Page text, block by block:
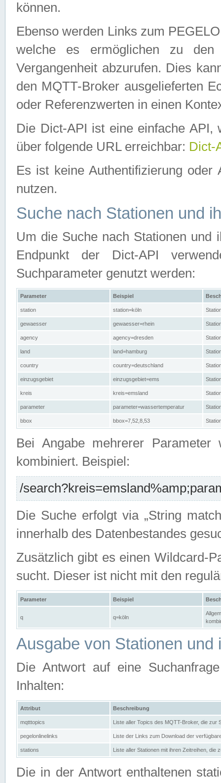
können.
Ebenso werden Links zum
welche es ermöglichen zu den
Vergangenheit abzurufen. Dies
den MQTT-Broker ausgelieferten
oder Referenzwerten in einen
Die Dict-API ist eine einfache API,
über folgende URL erreichbar: Dict-
Es ist keine Authentifizierung
nutzen.
Suche nach Stationen und
Um die Suche nach Stationen und
Endpunkt der Dict-API
Suchparameter genutzt werden:
Parameter Beispiel
station station=köln
gewaesser gewaesser=rhein
agency agency=dresden
land land=hamburg
country country=deutschland
einzugsgebiet einzugsgebiet=ems
kreis kreis=emsland
parameter parameter=wassertemperatur
bbox bbox=7,52,8,53
Bei Angabe mehrerer Parameter
kombiniert. Beispiel:
/
Die Suche erfolgt via „String
innerhalb des Datenbestandes
Zusätzlich gibt es einen Wildcard-
sucht. Dieser ist nicht mit den
Parameter Beispiel
q q=köln
Ausgabe von Stationen und
Die Antwort auf eine
Inhalten:
Attribut Beschreibung
mqtttopics Liste aller Topics des MQTT-Broker, die zur
pegelonlinelinks Liste der Links zum Download der
stations Liste aller Stationen mit ihren Zeitreihen, die
Die in der Antwort enthaltenen